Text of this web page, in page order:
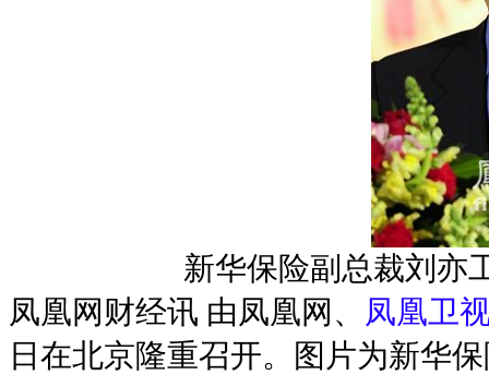
新华保险副总裁刘亦
凤凰网财经讯 由凤凰网、 凤凰卫
日在北京隆重召开。图片为新华